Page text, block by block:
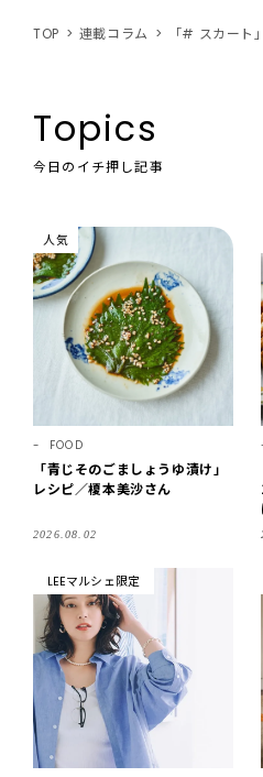
TOP 連載コラム 「# スカート
Topics
今日のイチ押し記事
人気
FOOD
「青じそのごましょうゆ漬け」
レシピ／榎本美沙さん
2026.08.02
LEEマルシェ限定